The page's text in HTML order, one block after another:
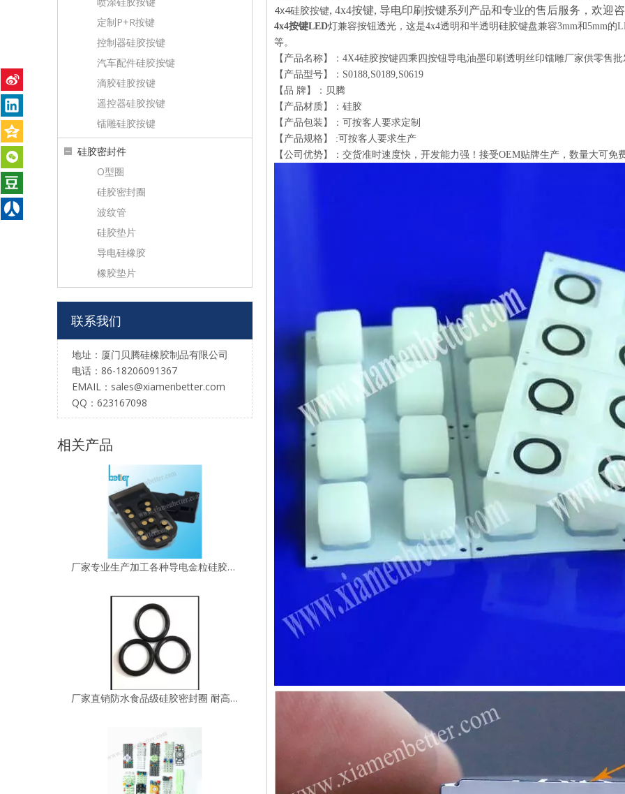
定制P+R按键
控制器硅胶按键
汽车配件硅胶按键
滴胶硅胶按键
遥控器硅胶按键
镭雕硅胶按键
硅胶密封件
O型圈
硅胶密封圈
波纹管
硅胶垫片
导电硅橡胶
橡胶垫片
联系我们
地址：厦门贝腾硅橡胶制品有限公司
电话：86-18206091367
EMAIL： sales@xiamenbetter.com
QQ：623167098
相关产品
硅胶按键P+R专业定制加工生产遥控器硅胶按键工业用硅橡胶制品
厂家专业生产加工各种导电金粒硅胶按键/按钮/薄膜按键开关来图来样定制
厂家直销防水食品级硅胶密封圈 耐高温环保食品级O型圈
4x4硅胶按键, 4x4按键, 导电印刷按键系列产品和专业的售后服务，欢迎
4x4按键LED灯兼容按钮透光，这是4x4透明和半透明硅胶键盘兼容3mm和5mm
等。
【产品名称】：4X4硅胶按键四乘四按钮导电油墨印刷透明丝印镭雕厂家供零售批
【产品型号】：S0188,S0189,S0619
【品 牌】：贝腾
【产品材质】：硅胶
【产品包装】：可按客人要求定制
【产品规格】 :可按客人要求生产
【公司优势】：交货准时速度快，开发能力强！接受OEM贴牌生产，数量大可免